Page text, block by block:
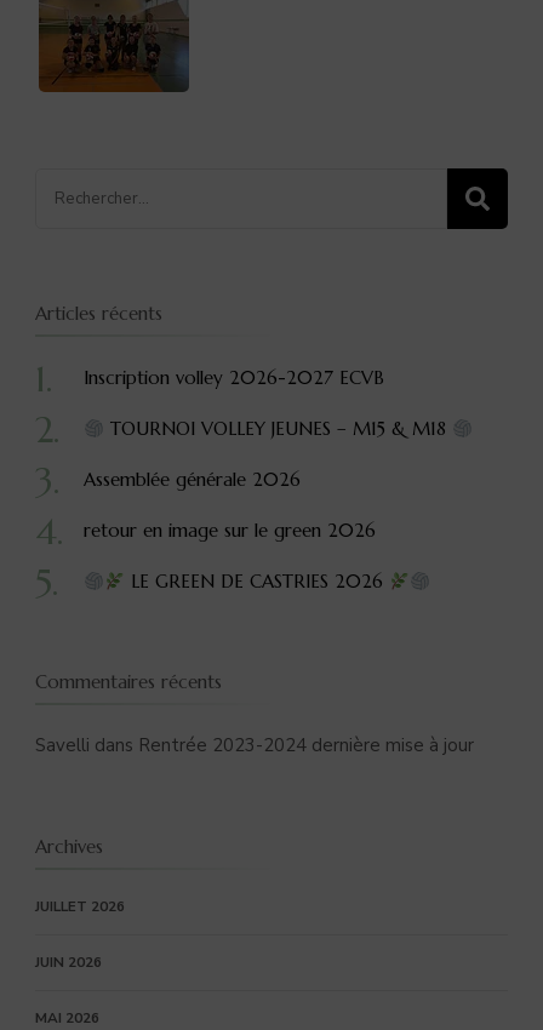
Articles récents
Inscription volley 2026-2027 ECVB
TOURNOI VOLLEY JEUNES – M15 & M18
Assemblée générale 2026
retour en image sur le green 2026
LE GREEN DE CASTRIES 2026
Commentaires récents
Savelli dans Rentrée 2023-2024 dernière mise à jour
Archives
JUILLET 2026
JUIN 2026
MAI 2026